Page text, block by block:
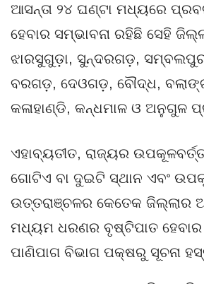
ଆସନ୍ତା ୨୪ ଘଣ୍ଟା ମଧ୍ୟରେ
ହେବାର ସମ୍ଭାବନା ରହିଛି ସେହି
ଝାରସୁଗୁଡ଼ା, ସୁନ୍ଦରଗଡ଼,
ବରଗଡ଼, ଦେଓଗଡ଼, ବୌଦ୍ଧ,
କଳାହାଣ୍ଡି, କନ୍ଧମାଳ ଓ ଅନୁଗୁଳ
ଏହାବ୍ୟତୀତ, ରାଜ୍ୟର
ଗୋଟିଏ ବା ଦୁଇଟି ସ୍ଥାନ ଏବଂ
ଉତ୍ତରାଞ୍ଚଳର କେତେକ ଜିଲ୍ଲାର
ମଧ୍ୟମ ଧରଣର ବୃଷ୍ଟିପାତ
ପାଣିପାଗ ବିଭାଗ ପକ୍ଷରୁ ସୂଚନା